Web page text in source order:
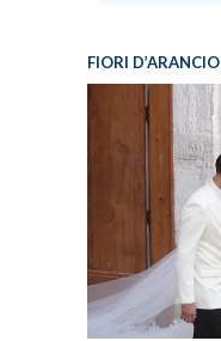
FIORI D’ARANCIO